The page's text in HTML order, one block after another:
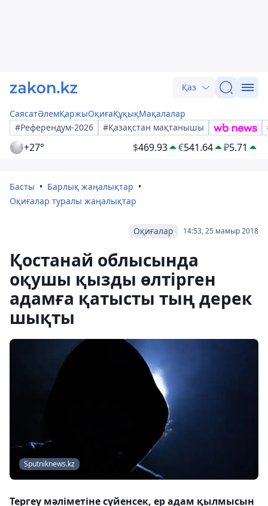
Қаз
СаясатӘлемҚаржыОқиғаҚұқықМақалалар
#Референдум-2026
#Қазақстан мақтанышы
+27° $469.93 €541.64 ₽5.71
Басты
Барлық жаңалықтар
Оқиғалар туралы жаңалықтар
14:53, 25 мамыр 2018
Оқиғалар
Қостанай облысында
оқушы қызды өлтірген
адамға қатысты тың дерек
шықты
Sputniknews.kz
Тергеу мәліметіне сүйенсек, ер адам қылмысын